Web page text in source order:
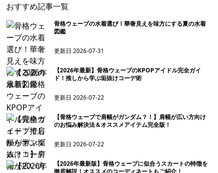
おすすめ記事一覧
骨格ウェーブの水着選び！華奢見えを味方にする夏の水着
図鑑
更新日2026-07-31
【2026年最新】骨格ウェーブのKPOPアイドル完全ガイ
ド！推しから学ぶ垢抜けコーデ術
更新日2026-07-22
【骨格ウェーブで肩幅がガンダム？！】肩幅が広い方向け
のお悩み解決法＆オススメアイテム完全版！
更新日2026-07-22
【2026年最新版】骨格ウェーブに似合うスカートの特徴を
徹底解説！オススメのコーディネートもご紹介！